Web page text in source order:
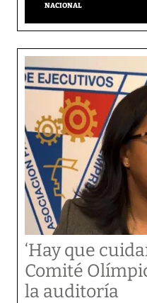
NACIONAL
‘Hay que
Comité
la auditoría